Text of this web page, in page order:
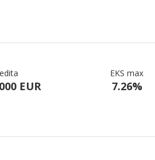
EUR
EKS max
7.26%